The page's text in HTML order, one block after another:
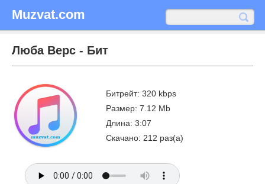
Muzvat.com
Люба Верс - Бит
Битрейт: 320 kbps
Размер: 7.12 Mb
Длина: 3:07
Скачано: 212 раз(а)